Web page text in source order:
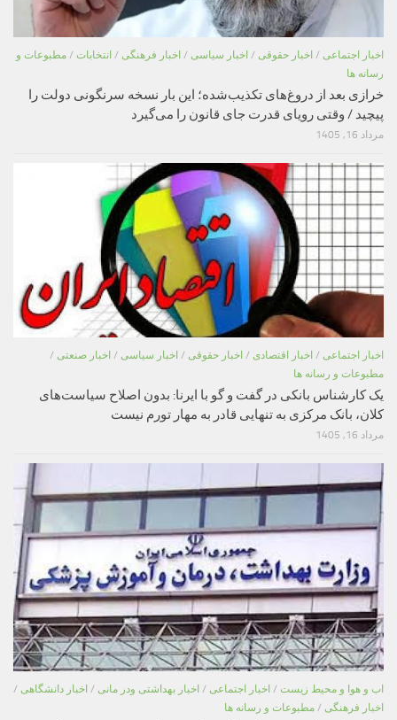
اخبار اجتماعی / اخبار حقوقی / اخبار سیاسی / اخبار فرهنگی / انتخابات / مطبوعات و
رسانه ها
خرازی بعد از دروغ‌های تکذیب‌شده؛ این بار نسخه سرنگونی دولت را
پیچید / وقتی رویای قدرت جای قانون را می‌گیرد
مرداد 16, 1405
اخبار اجتماعی / اخبار اقتصادی / اخبار حقوقی / اخبار سیاسی / اخبار صنعتی /
مطبوعات و رسانه ها
یک کارشناس بانکی در گفت و گو با ایرنا: بدون اصلاح سیاست‌های
کلان، بانک مرکزی به تنهایی قادر به مهار تورم نیست
مرداد 16, 1405
اب و هوا و محیط زیست / اخبار اجتماعی / اخبار بهداشتی ودر مانی / اخبار دانشگاهی /
اخبار فرهنگی / مطبوعات و رسانه ها